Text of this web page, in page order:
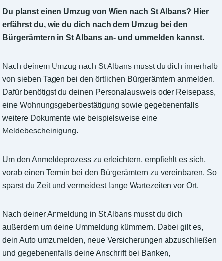
Du planst einen Umzug von Wien nach St Albans? Hier
erfährst du, wie du dich nach dem Umzug bei den
Bürgerämtern in St Albans an- und ummelden kannst.
Nach deinem Umzug nach St Albans musst du dich innerhalb
von sieben Tagen bei den örtlichen Bürgerämtern anmelden.
Dafür benötigst du deinen Personalausweis oder Reisepass,
eine Wohnungsgeberbestätigung sowie gegebenenfalls
weitere Dokumente wie beispielsweise eine
Meldebescheinigung.
Um den Anmeldeprozess zu erleichtern, empfiehlt es sich,
vorab einen Termin bei den Bürgerämtern zu vereinbaren. So
sparst du Zeit und vermeidest lange Wartezeiten vor Ort.
Nach deiner Anmeldung in St Albans musst du dich
außerdem um deine Ummeldung kümmern. Dabei gilt es,
dein Auto umzumelden, neue Versicherungen abzuschließen
und gegebenenfalls deine Anschrift bei Banken,